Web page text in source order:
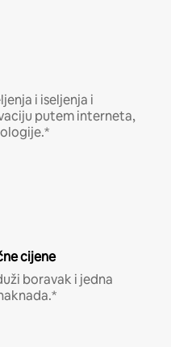
i iseljenja i
putem interneta,
cijene
boravak i jedna